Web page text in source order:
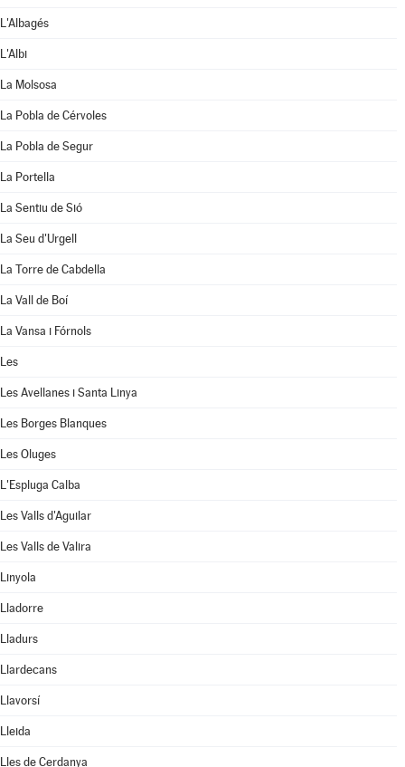
L'Albagés
L'Albi
La Molsosa
La Pobla de Cérvoles
La Pobla de Segur
La Portella
La Sentiu de Sió
La Seu d'Urgell
La Torre de Cabdella
La Vall de Boí
La Vansa i Fórnols
Les
Les Avellanes i Santa Linya
Les Borges Blanques
Les Oluges
L'Espluga Calba
Les Valls d'Aguilar
Les Valls de Valira
Linyola
Lladorre
Lladurs
Llardecans
Llavorsí
Lleida
Lles de Cerdanya